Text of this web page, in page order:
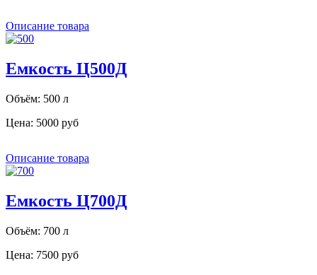
Описание товара
Емкость Ц500Д
Объём: 500 л
Цена: 5000 руб
Описание товара
Емкость Ц700Д
Объём: 700 л
Цена: 7500 руб